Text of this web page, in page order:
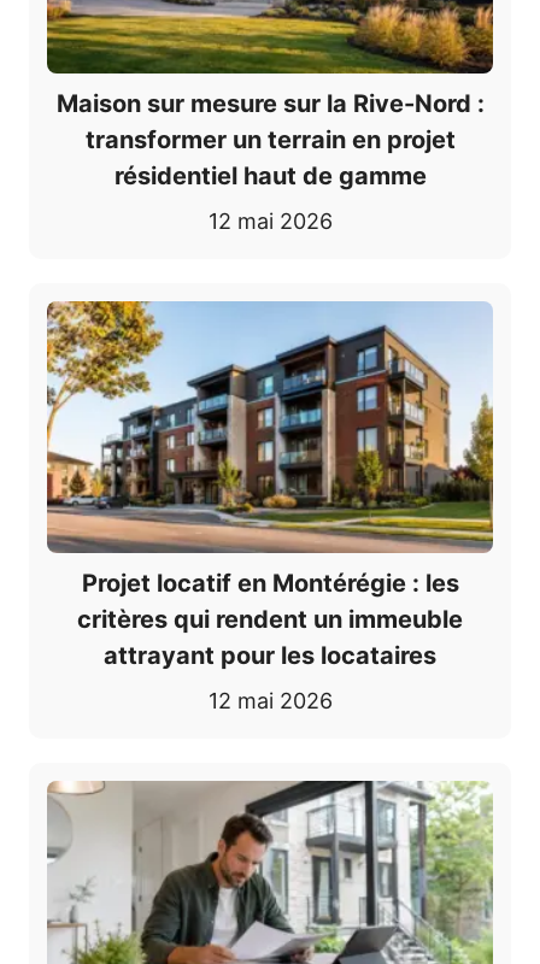
Maison sur mesure sur la Rive-Nord :
transformer un terrain en projet
résidentiel haut de gamme
12 mai 2026
Projet locatif en Montérégie : les
critères qui rendent un immeuble
attrayant pour les locataires
12 mai 2026